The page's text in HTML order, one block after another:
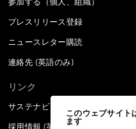
このウェブサイト
ます
プレスリリース登録
ニュースレター購読
連絡先 (英語のみ)
リンク
サステナビリティへの取り組み
採用情報 (英語のみ)